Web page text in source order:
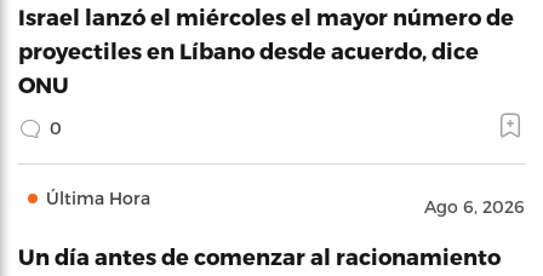
Israel lanzó el miércoles el mayor número de
proyectiles en Líbano desde acuerdo, dice
ONU
0
Última Hora Ago 6, 2026
Un día antes de comenzar al racionamiento